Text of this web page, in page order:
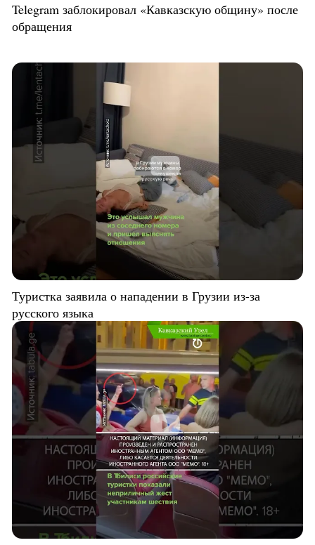
Telegram заблокировал «Кавказскую общину» после
обращения
Туристка заявила о нападении в Грузии из-за
русского языка